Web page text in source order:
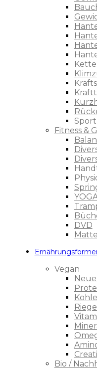
Fitness &
DVD
Vegan
Riegel
Bio /